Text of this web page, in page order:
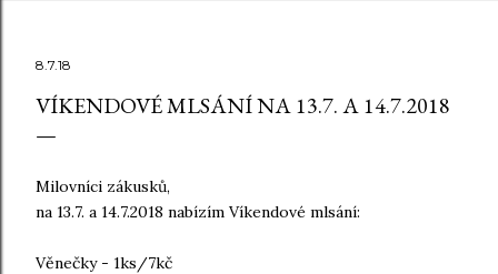
8.7.18
VÍKENDOVÉ MLSÁNÍ NA 13.7. A 14.7.2018
Milovníci zákusků,
na 13.7. a 14.7.2018 nabízím Víkendové mlsání:
Věnečky - 1ks/7kč